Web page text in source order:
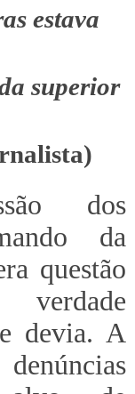
estava
superior
dos
da
questão
devia. A